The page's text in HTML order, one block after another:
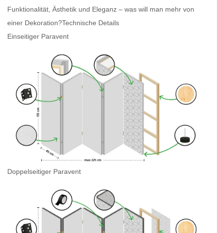
Funktionalität, Ästhetik und Eleganz – was will man mehr von
einer Dekoration?Technische Details
Einseitiger Paravent
Doppelseitiger Paravent